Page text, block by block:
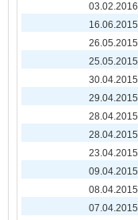
03.02.2016
16.06.2015
26.05.2015
25.05.2015
30.04.2015
29.04.2015
28.04.2015
28.04.2015
23.04.2015
09.04.2015
08.04.2015
07.04.2015